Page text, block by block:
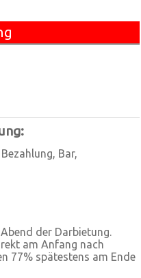
Bar,
der Darbietung.
am Anfang nach
77% spätestens am Ende